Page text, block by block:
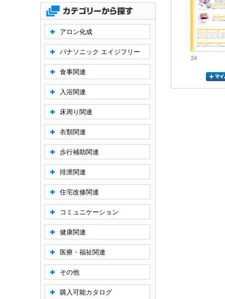
24
アロン化成
パナソニック エイジフリー
食事関連
入浴関連
床周り関連
衣類関連
歩行補助関連
排泄関連
住宅改修関連
コミュニケーション
健康関連
医療・福祉関連
その他
購入可能カタログ